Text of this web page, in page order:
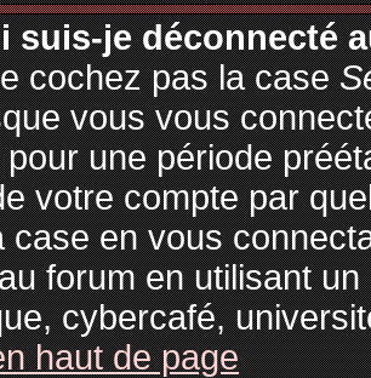
suis-je déconnecté
cochez pas la case
vous vous
une période
votre compte par
case en vous
forum en utilisant
cybercafé,
haut de page